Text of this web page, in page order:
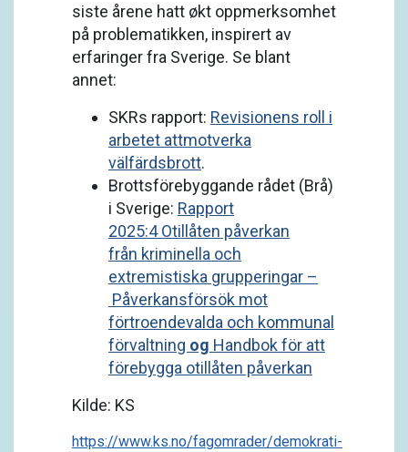
siste årene hatt økt oppmerksomhet
på problematikken, inspirert av
erfaringer fra Sverige. Se blant
annet:
SKRs rapport: Revisionens roll i
arbetet attmotverka
välfärdsbrott.
Brottsförebyggande rådet (Brå)
i Sverige: Rapport
2025:4 Otillåten påverkan
från kriminella och
extremistiska grupperingar –
Påverkansförsök mot
förtroendevalda och kommunal
förvaltning og Handbok för att
förebygga otillåten påverkan
Kilde: KS
https://www.ks.no/fagomrader/demokrati-